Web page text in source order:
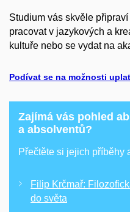
Studium vás skvěle
pracovat v jazykových a
kultuře nebo se vydat na
Podívat se na možnosti
Zajímá vás pohled
a absolventů?
Přečtěte si jejich příběhy
Filip Krčmař:
do světa